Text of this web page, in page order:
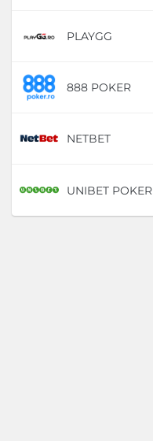
PLAYGG
888 POKER
NETBET
UNIBET POKER